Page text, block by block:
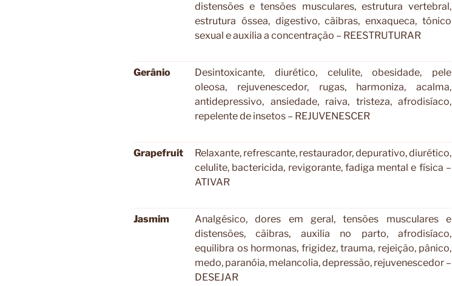
distensões e tensões musculares, estrutura vertebral,
estrutura óssea, digestivo, cãibras, enxaqueca, tónico
sexual e auxilia a concentração – REESTRUTURAR
Gerânio
Desintoxicante, diurético, celulite, obesidade, pele
oleosa, rejuvenescedor, rugas, harmoniza, acalma,
antidepressivo, ansiedade, raiva, tristeza, afrodisíaco,
repelente de insetos – REJUVENESCER
Grapefruit
Relaxante, refrescante, restaurador, depurativo, diurético,
celulite, bactericida, revigorante, fadiga mental e física –
ATIVAR
Jasmim
Analgésico, dores em geral, tensões musculares e
distensões, cãibras, auxilia no parto, afrodisíaco,
equilibra os hormonas, frigidez, trauma, rejeição, pânico,
medo, paranóia, melancolia, depressão, rejuvenescedor –
DESEJAR